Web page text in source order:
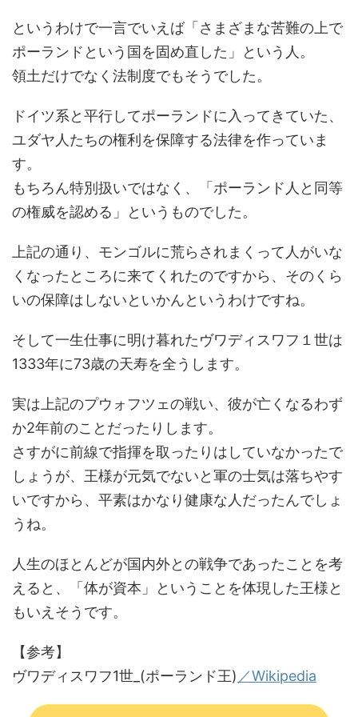
というわけで一言でいえば「さまざまな苦難の上で
ポーランドという国を固め直した」という人。
領土だけでなく法制度でもそうでした。
ドイツ系と平行してポーランドに入ってきていた、
ユダヤ人たちの権利を保障する法律を作っていま
す。
もちろん特別扱いではなく、「ポーランド人と同等
の権威を認める」というものでした。
上記の通り、モンゴルに荒らされまくって人がいな
くなったところに来てくれたのですから、そのくら
いの保障はしないといかんというわけですね。
そして一生仕事に明け暮れたヴワディスワフ１世は
1333年に73歳の天寿を全うします。
実は上記のプウォフツェの戦い、彼が亡くなるわず
か2年前のことだったりします。
さすがに前線で指揮を取ったりはしていなかったで
しょうが、王様が元気でないと軍の士気は落ちやす
いですから、平素はかなり健康な人だったんでしょ
うね。
人生のほとんどが国内外との戦争であったことを考
えると、「体が資本」ということを体現した王様と
もいえそうです。
【参考】
ヴワディスワフ1世_(ポーランド王) ／Wikipedia